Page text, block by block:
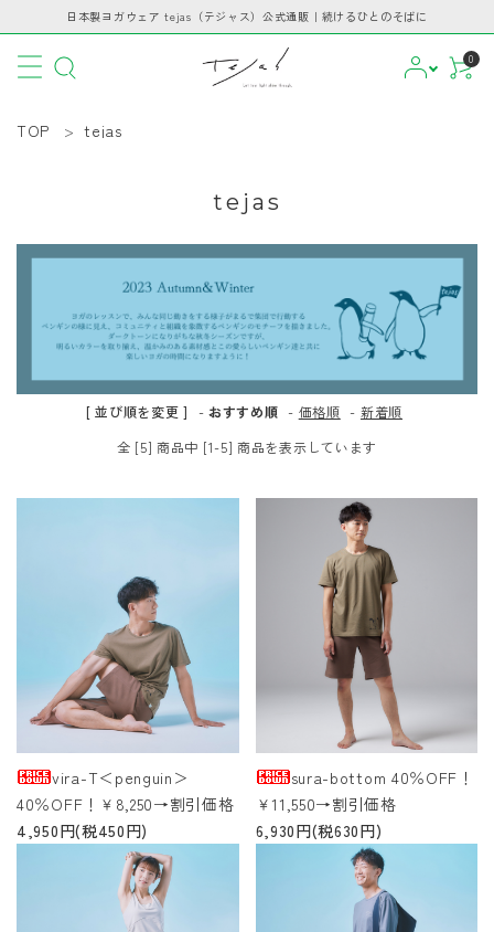
日本製ヨガウェア tejas（テジャス）公式通販｜続けるひとのそばに
0
BRAND
INFORMATION
TOP tejas
tejas
[ 並び順を変更 ] -おすすめ順 - 価格順 - 新着順
全 [5] 商品中 [1-5] 商品を表示しています
vira-T＜penguin＞
40％OFF！￥8,250→割引価格
4,950円(税450円)
sura-bottom 40％OFF！
￥11,550→割引価格
6,930円(税630円)